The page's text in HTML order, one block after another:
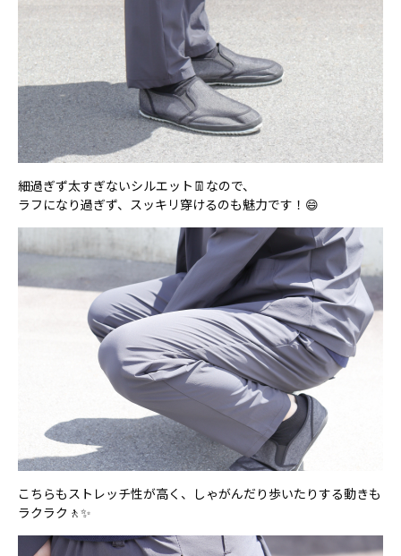
細過ぎず太すぎないシルエット👖なので、
ラフになり過ぎず、スッキリ穿けるのも魅力です！😄
こちらもストレッチ性が高く、しゃがんだり歩いたりする動きも
ラクラク🚶✨